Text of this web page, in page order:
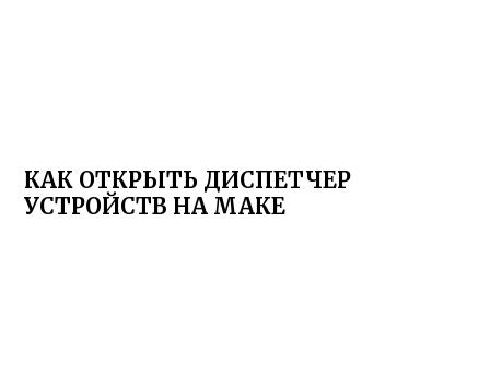
КАК ОТКРЫТЬ ДИСПЕТЧЕР
УСТРОЙСТВ НА МАКЕ